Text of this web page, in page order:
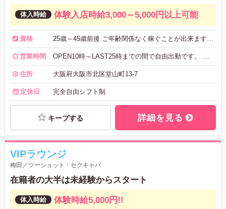
体験入店時給3,000～5,000円以上可能
資格
営業時間
住所 大阪府大阪市北区堂山町13-7
定休日 完全自由シフト制
キープする 詳細を見る
VIPラウンジ
梅田／ツーショット・セクキャバ
在籍者の大半は未経験からスタート
体験時給5,000円!!